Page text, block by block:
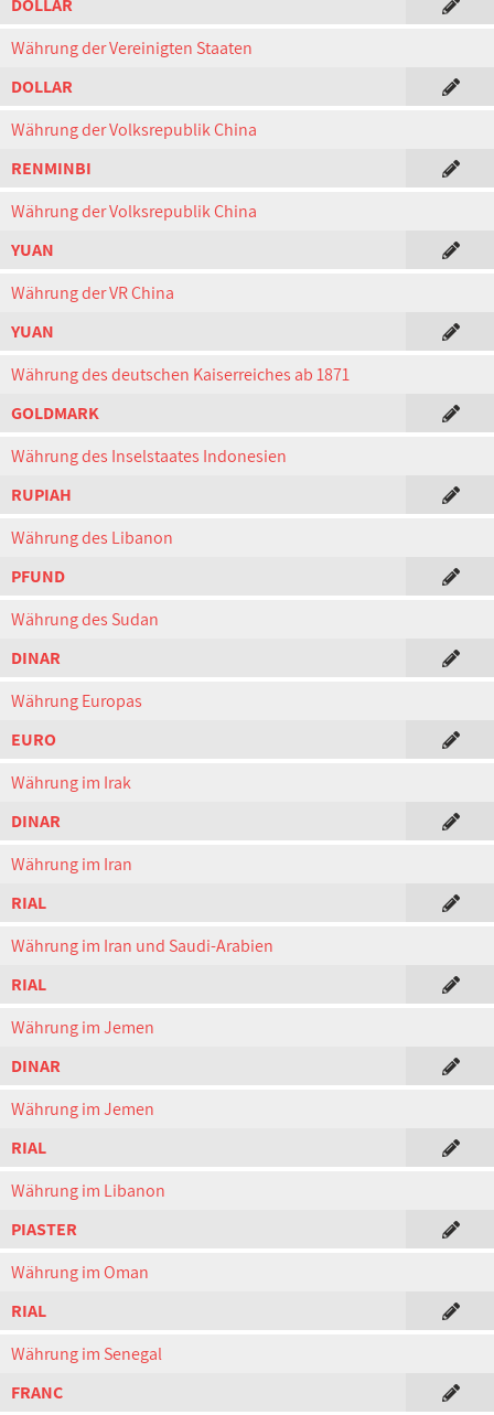
DOLLAR
Währung der Vereinigten Staaten
DOLLAR
Währung der Volksrepublik China
RENMINBI
Währung der Volksrepublik China
YUAN
Währung der VR China
YUAN
Währung des deutschen Kaiserreiches ab 1871
GOLDMARK
Währung des Inselstaates Indonesien
RUPIAH
Währung des Libanon
PFUND
Währung des Sudan
DINAR
Währung Europas
EURO
Währung im Irak
DINAR
Währung im Iran
RIAL
Währung im Iran und Saudi-Arabien
RIAL
Währung im Jemen
DINAR
Währung im Jemen
RIAL
Währung im Libanon
PIASTER
Währung im Oman
RIAL
Währung im Senegal
FRANC